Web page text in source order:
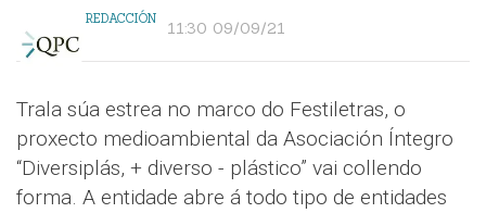
REDACCIÓN 11:30 09/09/21
Trala súa estrea no marco do Festiletras, o
proxecto medioambiental da Asociación Íntegro
“Diversiplás, + diverso - plástico” vai collendo
forma. A entidade abre á todo tipo de entidades